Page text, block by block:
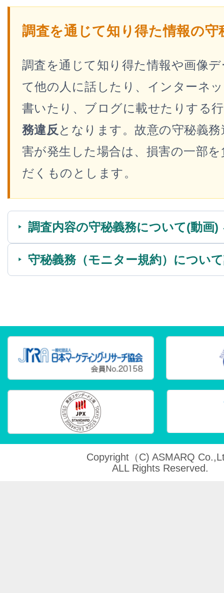
調査を通じて知り得た情報の守
調査を通じて知り得た情報や画像
て他の人に話したり、インターネ
書いたり、ブログに載せたりする
務違反 となります。故意の守秘義
害が発生した場合は、損害の一部
だくものとします。
調査内容の守秘義務について(動画)
守秘義務（モニター規約）につい
Copyright（C) ASMARQ
ALL Rights Reserved.